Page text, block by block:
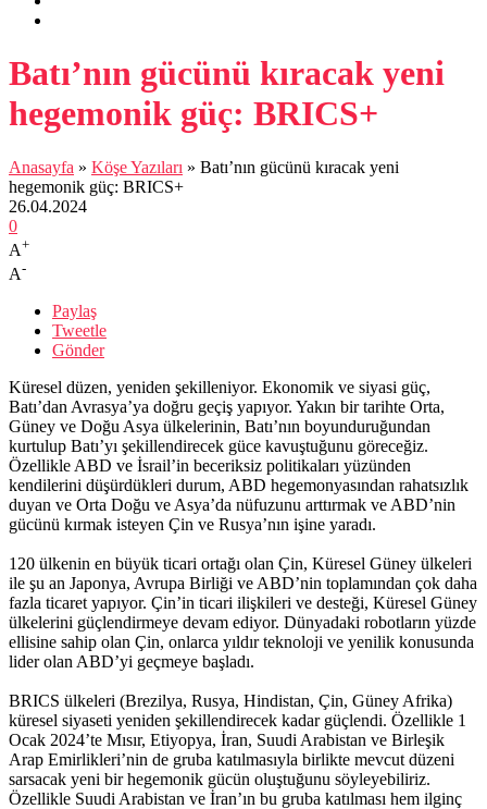
Batı’nın gücünü kıracak yeni
hegemonik güç: BRICS+
Anasayfa » Köşe Yazıları » Batı’nın gücünü kıracak yeni
hegemonik güç: BRICS+
26.04.2024
0
A+
A-
Paylaş
Tweetle
Gönder
Küresel düzen, yeniden şekilleniyor. Ekonomik ve siyasi güç,
Batı’dan Avrasya’ya doğru geçiş yapıyor. Yakın bir tarihte Orta,
Güney ve Doğu Asya ülkelerinin, Batı’nın boyunduruğundan
kurtulup Batı’yı şekillendirecek güce kavuştuğunu göreceğiz.
Özellikle ABD ve İsrail’in beceriksiz politikaları yüzünden
kendilerini düşürdükleri durum, ABD hegemonyasından rahatsızlık
duyan ve Orta Doğu ve Asya’da nüfuzunu arttırmak ve ABD’nin
gücünü kırmak isteyen Çin ve Rusya’nın işine yaradı.
120 ülkenin en büyük ticari ortağı olan Çin, Küresel Güney ülkeleri
ile şu an Japonya, Avrupa Birliği ve ABD’nin toplamından çok daha
fazla ticaret yapıyor. Çin’in ticari ilişkileri ve desteği, Küresel Güney
ülkelerini güçlendirmeye devam ediyor. Dünyadaki robotların yüzde
ellisine sahip olan Çin, onlarca yıldır teknoloji ve yenilik konusunda
lider olan ABD’yi geçmeye başladı.
BRICS ülkeleri (Brezilya, Rusya, Hindistan, Çin, Güney Afrika)
küresel siyaseti yeniden şekillendirecek kadar güçlendi. Özellikle 1
Ocak 2024’te Mısır, Etiyopya, İran, Suudi Arabistan ve Birleşik
Arap Emirlikleri’nin de gruba katılmasıyla birlikte mevcut düzeni
sarsacak yeni bir hegemonik gücün oluştuğunu söyleyebiliriz.
Özellikle Suudi Arabistan ve İran’ın bu gruba katılması hem ilginç